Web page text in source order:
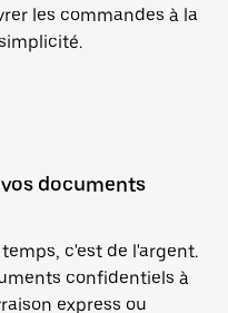
les commandes à la
documents
c'est de l'argent.
confidentiels à
express ou